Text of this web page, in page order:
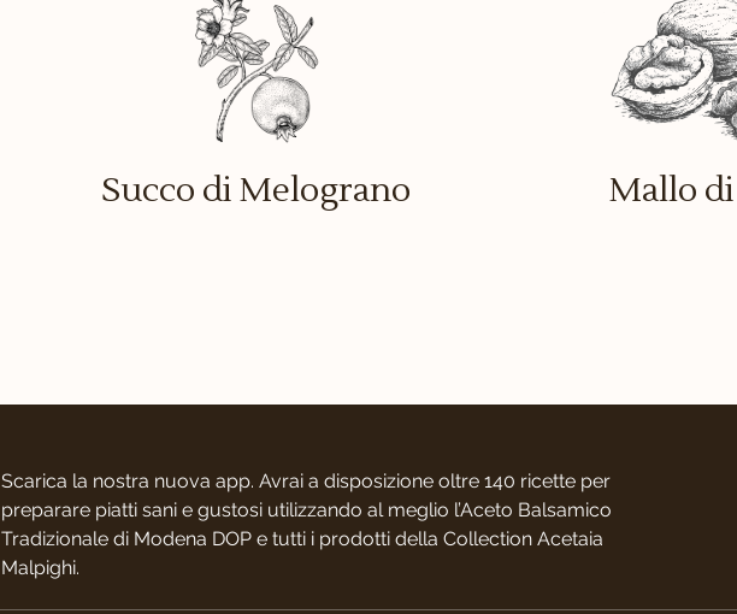
Succo di Melograno Mallo
Scarica la nostra nuova app. Avrai a disposizione oltre 140 ricette per
preparare piatti sani e gustosi utilizzando al meglio l’Aceto Balsamico
Tradizionale di Modena DOP e tutti i prodotti della Collection Acetaia
Malpighi.